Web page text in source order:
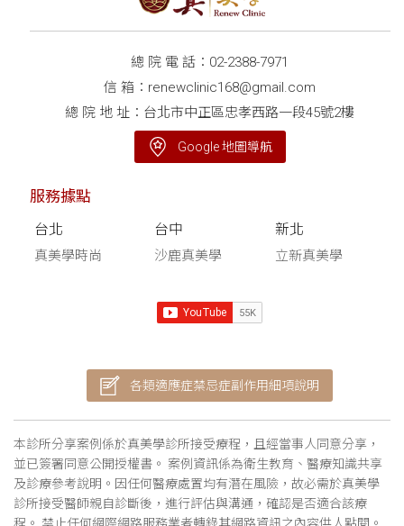
總 院 電 話： 02-2388-7971
信 箱： renewclinic168@gmail.com
總 院 地 址：台北市中正區忠孝西路一段45號2樓
Google 地圖導航
服務據點
台北
真美學時尚
台中
沙鹿真美學
新北
立新真美學
各類適應症禁忌症副作用細項說明
本診所分享案例係於真美學診所接受療程，且經當事人同意分享，
並已簽署同意公開授權書。 案例資訊係為衛生教育、醫療知識共享
及診療參考說明。因任何醫療處置均有潛在風險，故必需於真美學
診所接受醫師親自診斷後，進行評估與溝通，確認是否適合該療